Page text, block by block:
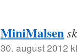
MiniMalsen
30. august 2012